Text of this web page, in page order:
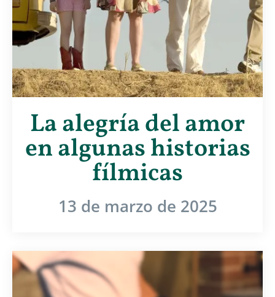
La alegría del amor
en algunas historias
fílmicas
13 de marzo de 2025